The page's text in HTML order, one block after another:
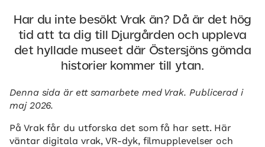
Har du inte besökt Vrak än? Då är det hög
tid att ta dig till Djurgården och uppleva
det hyllade museet där Östersjöns gömda
historier kommer till ytan.
Denna sida är ett samarbete med Vrak. Publicerad i
maj 2026.
På Vrak får du utforska det som få har sett. Här
väntar digitala vrak, VR-dyk, filmupplevelser och